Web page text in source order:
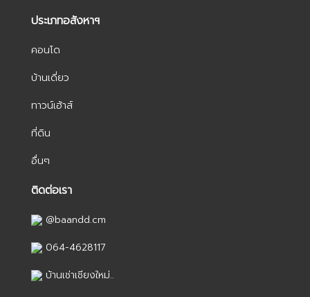
ประเภทอสังหาฯ
คอนโด
บ้านเดี่ยว
ทาวน์เฮ้าส์
ที่ดิน
อื่นๆ
ติดต่อเรา
@baandd.cm
064-4628117
บ้านเช่าเชียงใหม่..